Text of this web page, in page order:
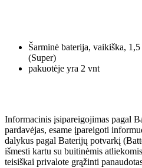
Šarminė baterija, vaikiška,
(Super)
pakuotėje yra 2 vnt
Informacinis įsipareigojimas pagal
pardavėjas, esame įpareigoti
dalykus pagal Baterijų potvarkį
išmesti kartu su buitinėmis
teisiškai privalote grąžinti